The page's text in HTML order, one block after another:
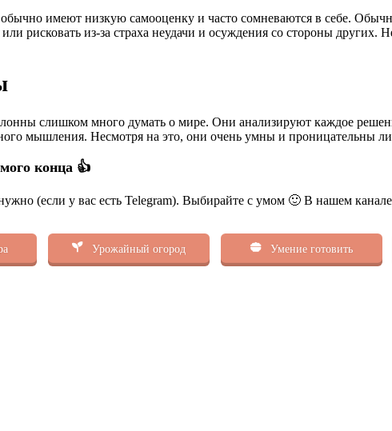
имеют низкую самооценку и часто сомневаются в себе.
рисковать из-за страха неудачи и осуждения со стороны других.
слишком много думать о мире. Они анализируют каждое
мышления. Несмотря на это, они очень умны и проницательны
конца 👍
(если у вас есть Telegram). Выбирайте с умом 🙂 В нашем
Урожайный огород Умение готовить